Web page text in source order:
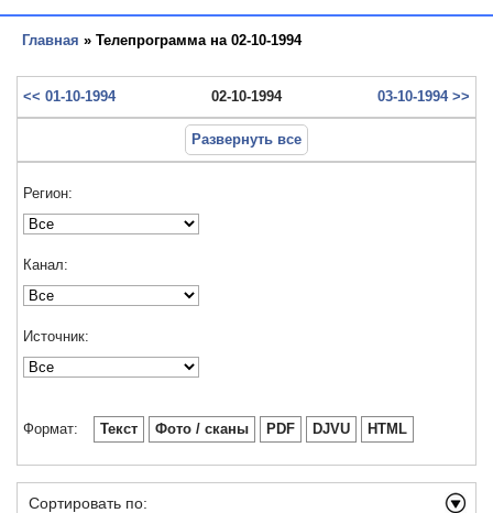
Главная » Телепрограмма на 02-10-1994
<< 01-10-1994 02-10-1994 03-10-1994 >>
Развернуть все
Регион:
Канал:
Источник:
Формат: Текст Фото / сканы PDF DJVU HTML
Сортировать по: